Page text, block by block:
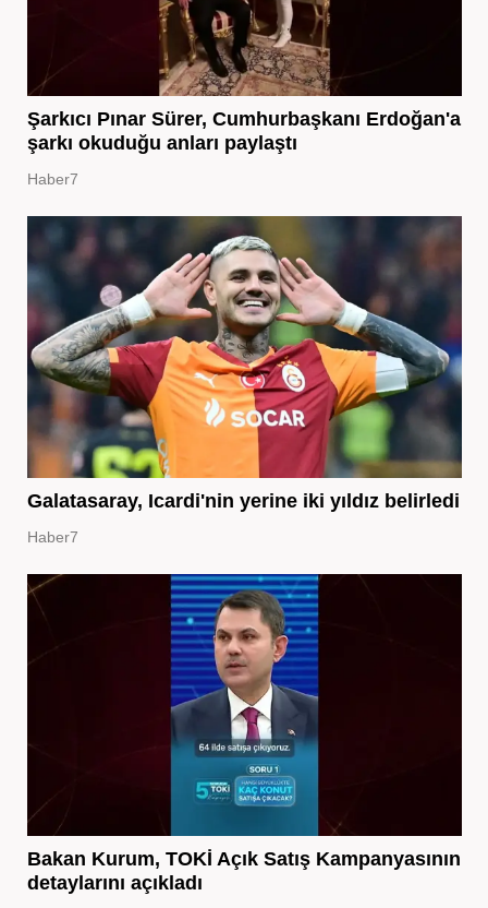
Şarkıcı Pınar Sürer, Cumhurbaşkanı Erdoğan'a
şarkı okuduğu anları paylaştı
Haber7
Galatasaray, Icardi'nin yerine iki yıldız belirledi
Haber7
Bakan Kurum, TOKİ Açık Satış Kampanyasının
detaylarını açıkladı